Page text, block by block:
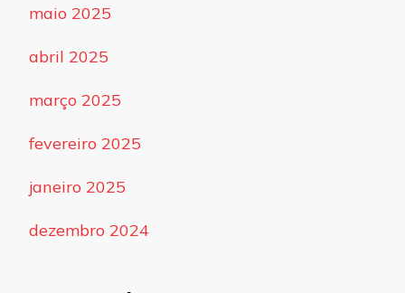
maio 2025
abril 2025
março 2025
fevereiro 2025
janeiro 2025
dezembro 2024